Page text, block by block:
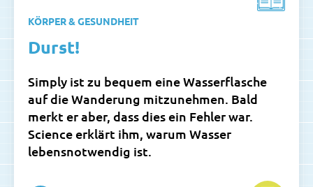
KÖRPER & GESUNDHEIT
Durst!
Simply ist zu bequem eine Wasserflasche
auf die Wanderung mitzunehmen. Bald
merkt er aber, dass dies ein Fehler war.
Science erklärt ihm, warum Wasser
lebensnotwendig ist.